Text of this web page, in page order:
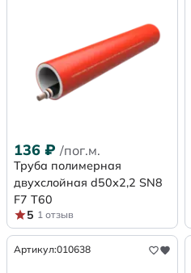
136 ₽ /пог.м.
Труба полимерная
двухслойная d50х2,2 SN8
F7 Т60
5 1 отзыв
Артикул:010638